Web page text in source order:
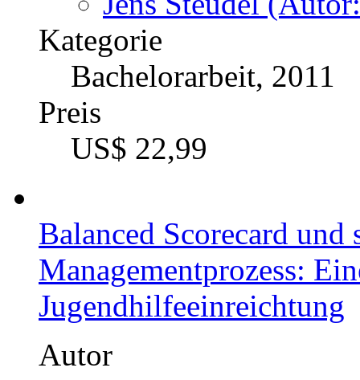
Autor
Siegfried Idinger
Kategorie
Bachelorarbeit, 2013
Preis